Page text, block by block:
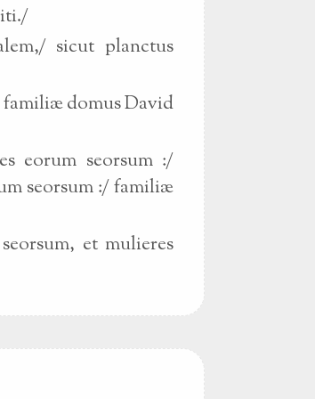
sicut planctus
domus David
eorum seorsum :/
seorsum :/ familiæ
et mulieres